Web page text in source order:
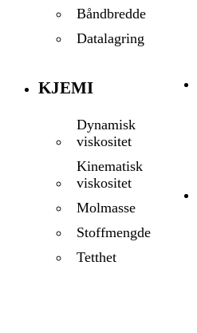
Båndbredde
Datalagring
KJEMI
Dynamisk
viskositet
Kinematisk
viskositet
Molmasse
Stoffmengde
Tetthet